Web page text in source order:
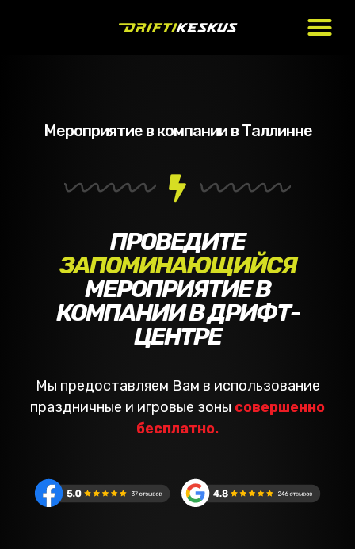
Мероприятие в компании в Таллинне
ПРОВЕДИТЕ
ЗАПОМИНАЮЩИЙСЯ
МЕРОПРИЯТИЕ В
КОМПАНИИ В ДРИФТ-
ЦЕНТРЕ
Мы предоставляем Вам в использование
праздничные и игровые зоны совершенно
бесплатно.